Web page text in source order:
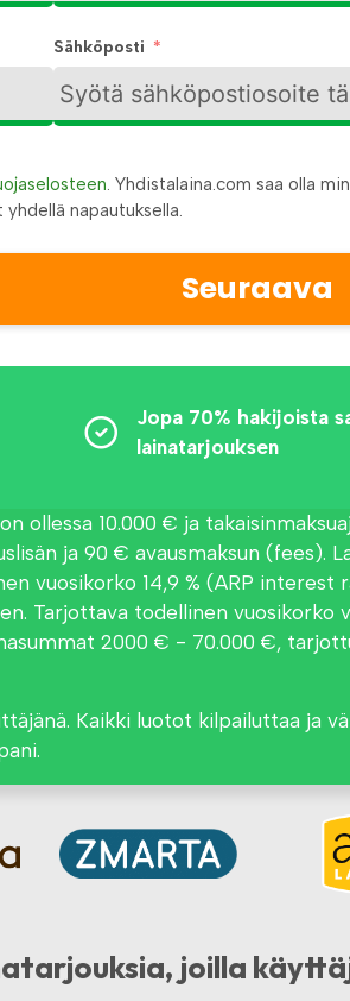
Sähköposti
. Yhdistalaina.com saa olla
napautuksella.
Seuraava
Jopa 70% hakijoista
lainatarjouksen
ollessa 10.000 € ja
ja 90 € avausmaksun (fees).
vuosikorko 14,9 % (ARP
Tarjottava todellinen vuosikorko
2000 € - 70.000 €,
Kaikki luotot kilpailuttaa ja
joilla